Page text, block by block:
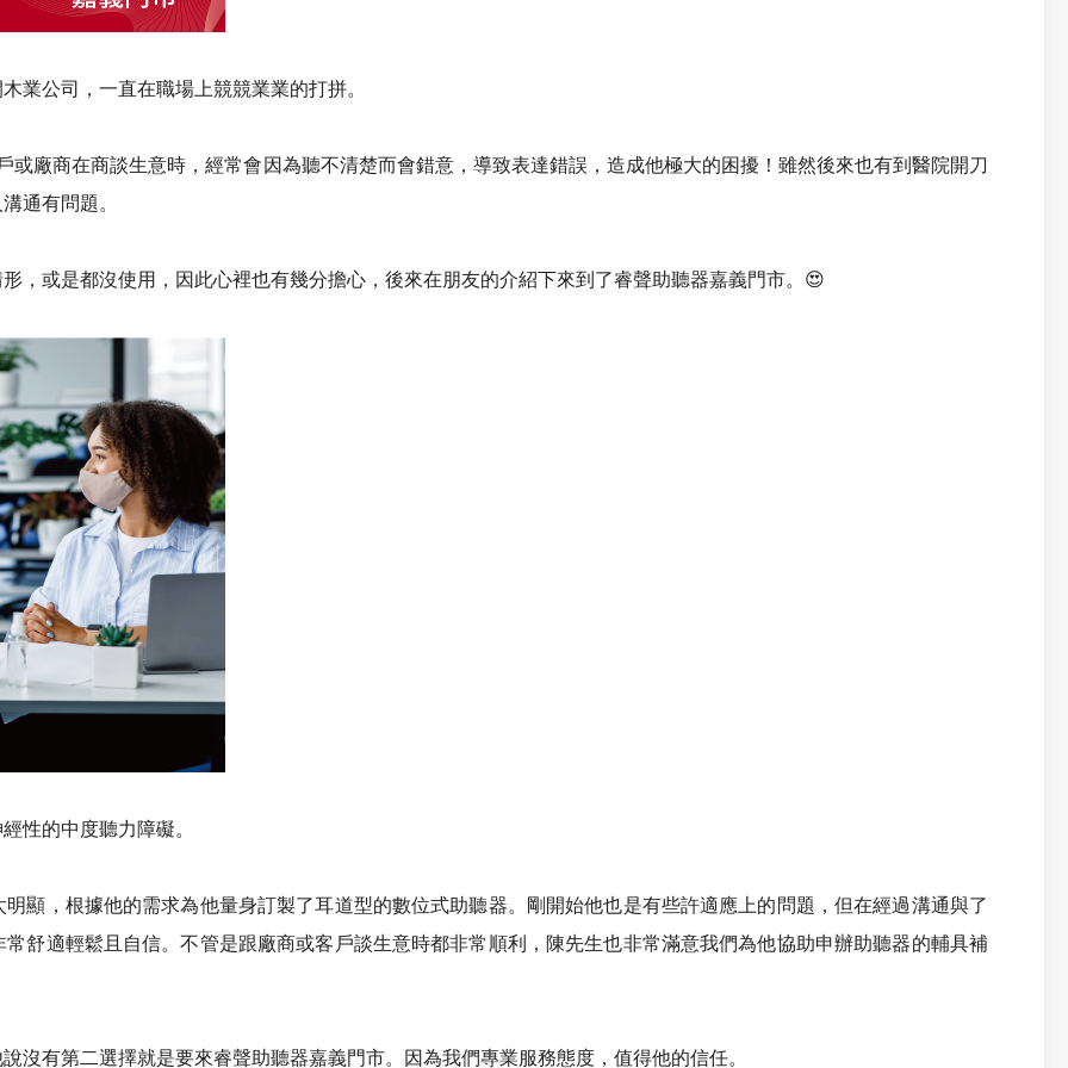
業公司，一直在職場上競競業業的打拼。
廠商在商談生意時，經常會因為聽不清楚而會錯意，導致表達錯誤，造成他極大的困擾！雖然後來也有到醫院開刀
通有問題。
，或是都沒使用，因此心裡也有幾分擔心，後來在朋友的介紹下來到了睿聲助聽器嘉義門市。😍
性的中度聽力障礙。
顯，根據他的需求為他量身訂製了耳道型的數位式助聽器。剛開始他也是有些許適應上的問題，但在經過溝通與了
舒適輕鬆且自信。不管是跟廠商或客戶談生意時都非常順利，陳先生也非常滿意我們為他協助申辦助聽器的輔具補
沒有第二選擇就是要來睿聲助聽器嘉義門市。因為我們專業服務態度，值得他的信任。